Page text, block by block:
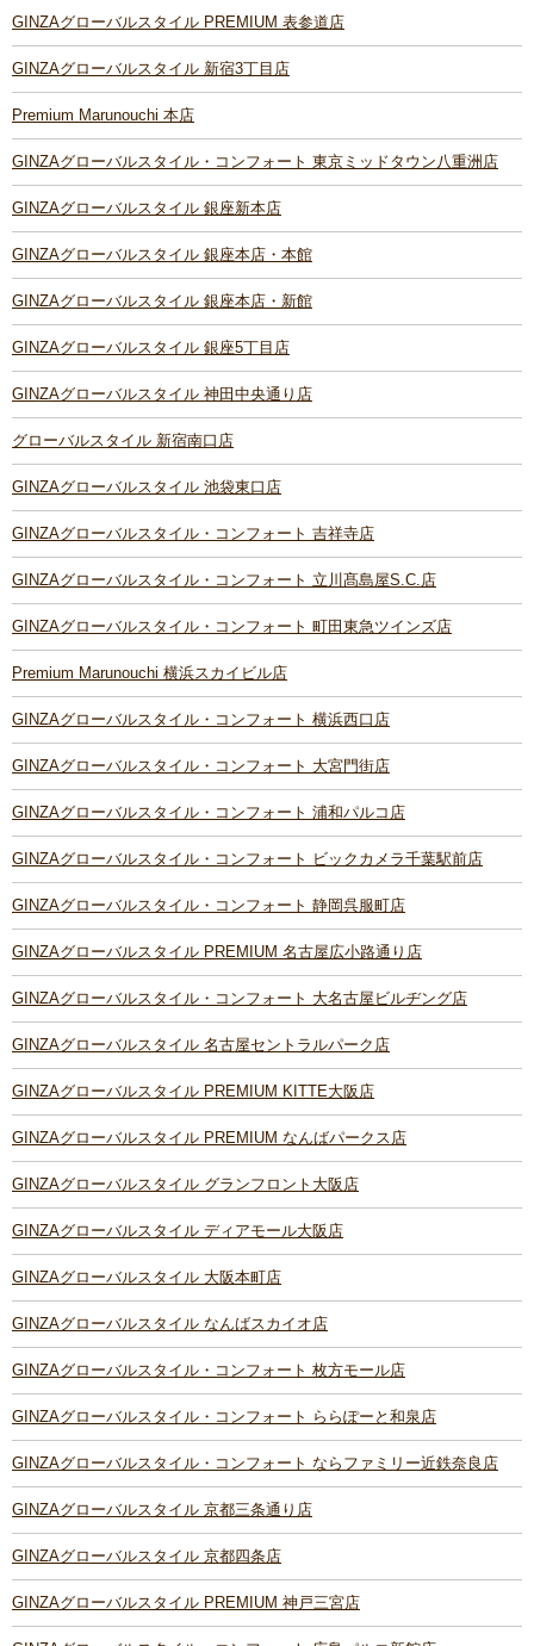
GINZAグローバルスタイル PREMIUM 表参道店
GINZAグローバルスタイル 新宿3丁目店
Premium Marunouchi 本店
GINZAグローバルスタイル・コンフォート 東京ミッドタウン八重洲店
GINZAグローバルスタイル 銀座新本店
GINZAグローバルスタイル 銀座本店・本館
GINZAグローバルスタイル 銀座本店・新館
GINZAグローバルスタイル 銀座5丁目店
GINZAグローバルスタイル 神田中央通り店
グローバルスタイル 新宿南口店
GINZAグローバルスタイル 池袋東口店
GINZAグローバルスタイル・コンフォート 吉祥寺店
GINZAグローバルスタイル・コンフォート 立川髙島屋S.C.店
GINZAグローバルスタイル・コンフォート 町田東急ツインズ店
Premium Marunouchi 横浜スカイビル店
GINZAグローバルスタイル・コンフォート 横浜西口店
GINZAグローバルスタイル・コンフォート 大宮門街店
GINZAグローバルスタイル・コンフォート 浦和パルコ店
GINZAグローバルスタイル・コンフォート ビックカメラ千葉駅前店
GINZAグローバルスタイル・コンフォート 静岡呉服町店
GINZAグローバルスタイル PREMIUM 名古屋広小路通り店
GINZAグローバルスタイル・コンフォート 大名古屋ビルヂング店
GINZAグローバルスタイル 名古屋セントラルパーク店
GINZAグローバルスタイル PREMIUM KITTE大阪店
GINZAグローバルスタイル PREMIUM なんばパークス店
GINZAグローバルスタイル グランフロント大阪店
GINZAグローバルスタイル ディアモール大阪店
GINZAグローバルスタイル 大阪本町店
GINZAグローバルスタイル なんばスカイオ店
GINZAグローバルスタイル・コンフォート 枚方モール店
GINZAグローバルスタイル・コンフォート ららぽーと和泉店
GINZAグローバルスタイル・コンフォート ならファミリー近鉄奈良店
GINZAグローバルスタイル 京都三条通り店
GINZAグローバルスタイル 京都四条店
GINZAグローバルスタイル PREMIUM 神戸三宮店